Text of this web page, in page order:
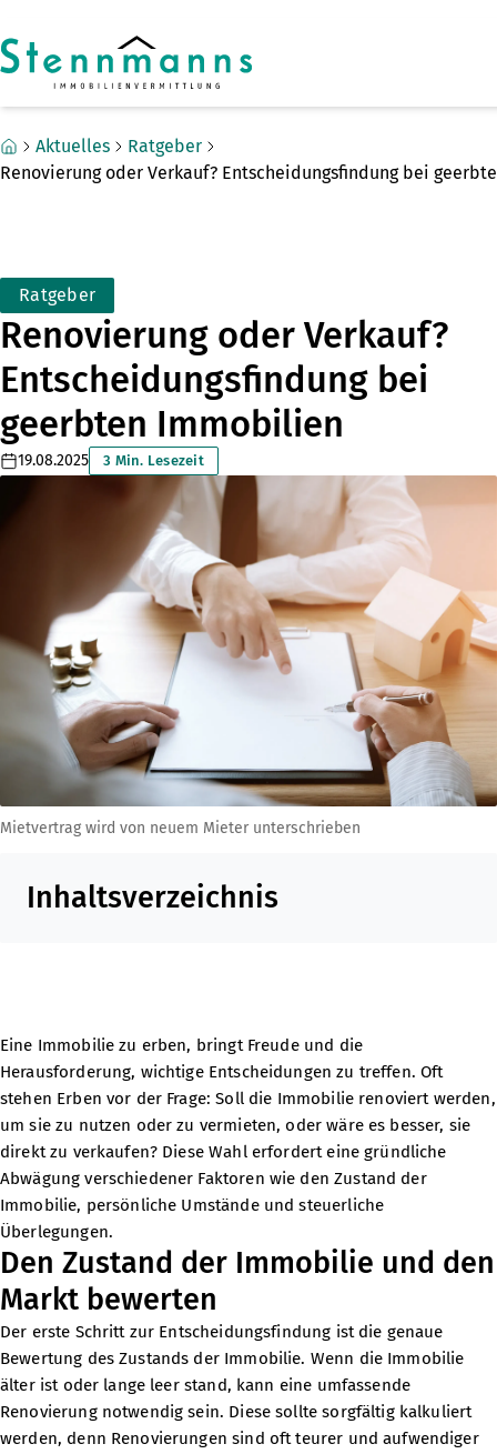
Zum Fuß springen
Aktuelles
Ratgeber
Renovierung oder Verkauf? Entscheidungsfindung bei
Ratgeber
Renovierung oder Verkauf?
Entscheidungsfindung bei
geerbten Immobilien
19.08.2025 3 Min. Lesezeit
Mietvertrag wird von neuem Mieter unterschrieben
Inhaltsverzeichnis
Eine Immobilie zu erben, bringt Freude und die
Herausforderung, wichtige Entscheidungen zu treffen. Oft
stehen Erben vor der Frage: Soll die Immobilie renoviert werden,
um sie zu nutzen oder zu vermieten, oder wäre es besser, sie
direkt zu verkaufen? Diese Wahl erfordert eine gründliche
Abwägung verschiedener Faktoren wie den Zustand der
Immobilie, persönliche Umstände und steuerliche
Überlegungen.
Den Zustand der Immobilie und den
Markt bewerten
Der erste Schritt zur Entscheidungsfindung ist die genaue
Bewertung des Zustands der Immobilie. Wenn die Immobilie
älter ist oder lange leer stand, kann eine umfassende
Renovierung notwendig sein. Diese sollte sorgfältig kalkuliert
werden, denn Renovierungen sind oft teurer und aufwendiger